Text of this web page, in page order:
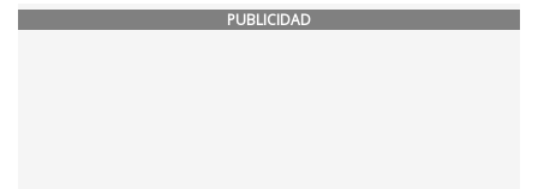
PUBLICIDAD